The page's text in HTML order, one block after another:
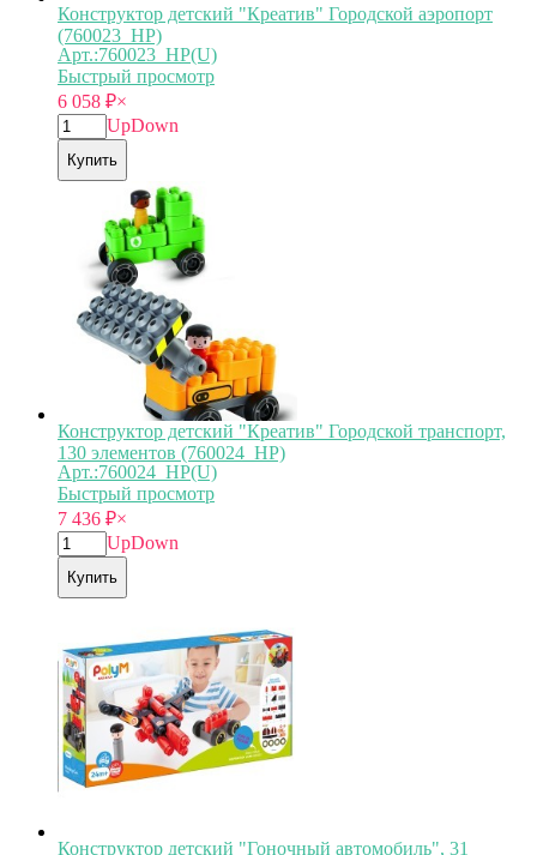
Конструктор детский "Креатив" Городской аэропорт
(760023_HP)
Арт.:760023_HP(U)
Быстрый просмотр
6 058 ₽×
UpDown
Купить
Конструктор детский "Креатив" Городской транспорт,
130 элементов (760024_HP)
Арт.:760024_HP(U)
Быстрый просмотр
7 436 ₽×
UpDown
Купить
Конструктор детский "Гоночный автомобиль", 31